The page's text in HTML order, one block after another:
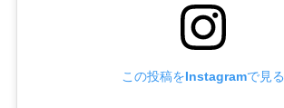
この投稿をInstagramで見る